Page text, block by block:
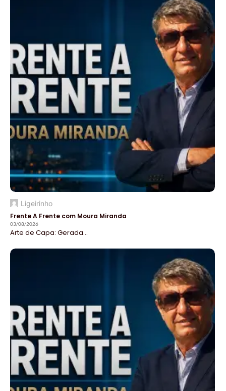
Ligeirinho
Frente A Frente com Moura Miranda
03/08/2026
Arte de Capa: Gerada...